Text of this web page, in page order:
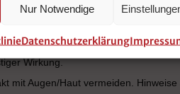
Nur Notwendige
Datenschutzerklärung
Wirkung.
mit Augen/Haut vermeiden. Hinweise